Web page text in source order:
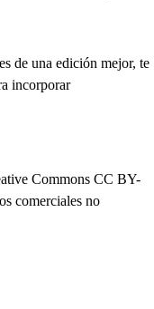
de una edición mejor, te
incorporar
Commons CC BY-
comerciales no